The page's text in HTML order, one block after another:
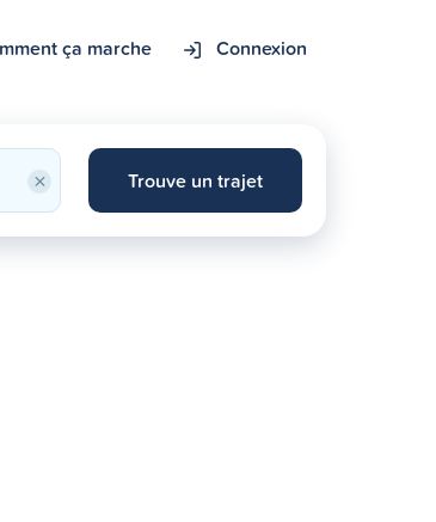
ça marche Connexion
× Trouve un trajet